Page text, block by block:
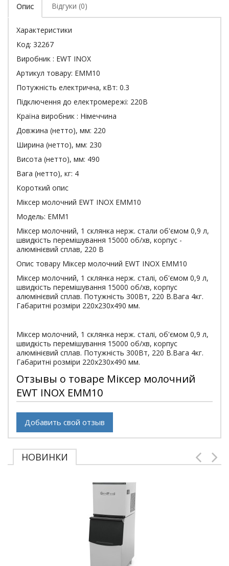
Опис Відгуки (0)
Характеристики
Код: 32267
Виробник : EWT INOX
Артикул товару: EMM10
Потужність електрична, кВт: 0.3
Підключення до електромережі: 220В
Країна виробник : Німеччина
Довжина (нетто), мм: 220
Ширина (нетто), мм: 230
Висота (нетто), мм: 490
Вага (нетто), кг: 4
Короткий опис
Міксер молочний EWT INOX EMM10
Модель: EMM1
Міксер молочний, 1 склянка нерж. стали об'ємом 0,9 л,
швидкість перемішування 15000 об/хв, корпус -
алюмінієвий сплав, 220 В
Опис товару Міксер молочний EWT INOX EMM10
Міксер молочний, 1 склянка нерж. сталі, об'ємом 0,9 л,
швидкість перемішування 15000 об/хв, корпус
алюмінієвий сплав. Потужність 300Вт, 220 В.Вага 4кг.
Габаритні розміри 220х230х490 мм.
Міксер молочний, 1 склянка нерж. сталі, об'ємом 0,9 л,
швидкість перемішування 15000 об/хв, корпус
алюмінієвий сплав. Потужність 300Вт, 220 В.Вага 4кг.
Габаритні розміри 220х230х490 мм.
Отзывы о товаре Міксер молочний
EWT INOX EMM10
Добавить свой отзыв
НОВИНКИ